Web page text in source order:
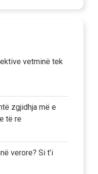
vetminë tek
zgjidhja më e
të re
verore? Si t’i